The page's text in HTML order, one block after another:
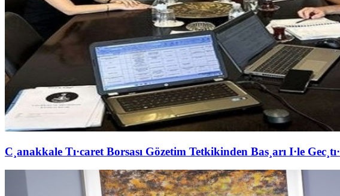
C¸anakkale Tı·caret Borsası Gözetim Tetkikinden Bas¸arı I·le Gec¸tı·